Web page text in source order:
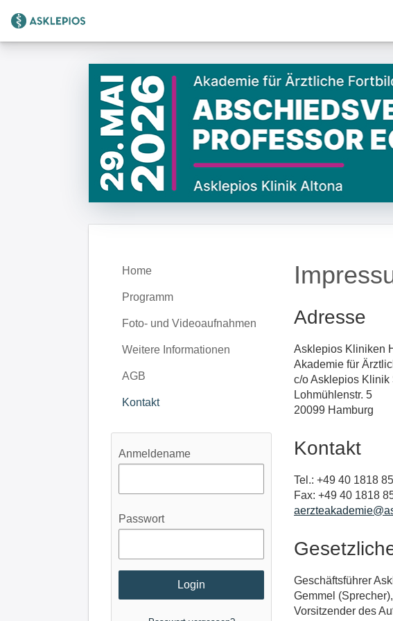
Zur Startseite
Home
Programm
Foto- und Videoaufnahmen
Weitere Informationen
AGB
Kontakt
Anmeldename
Passwort
Adresse
Asklepios Kliniken
Akademie für
c/o Asklepios Klinik
Lohmühlenstr. 5
20099 Hamburg
Kontakt
Tel.: +49 40 1818
Fax: +49 40 1818
Geschäftsführer
Gemmel
Vorsitzender des